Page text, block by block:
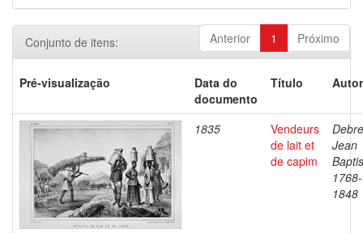
Anterior 1 Próximo
Conjunto de itens:
Pré-visualização
Data do
documento
Título
1835
Vendeurs
de lait et
de capim
Jean
1768-
1848